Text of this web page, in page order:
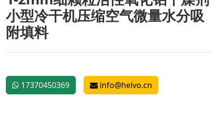
小型冷干机压缩空气微量水分吸
附填料
17370450369 info@helvo.cn